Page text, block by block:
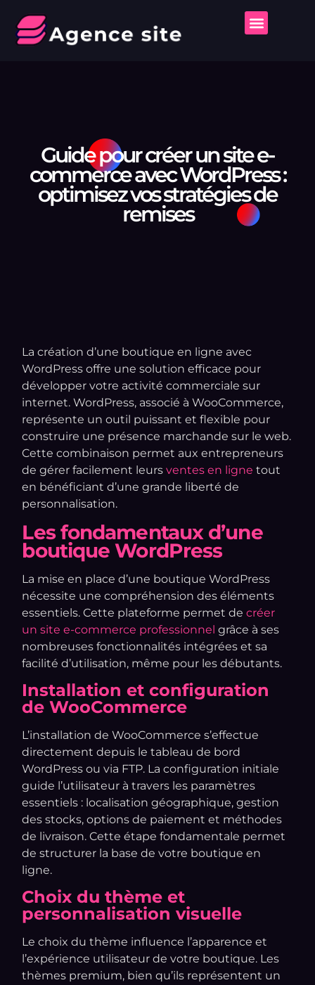
Guide pour créer un site e-
commerce avec WordPress :
optimisez vos stratégies de
remises
La création d’une boutique en ligne avec
WordPress offre une solution efficace pour
développer votre activité commerciale sur
internet. WordPress, associé à WooCommerce,
représente un outil puissant et flexible pour
construire une présence marchande sur le web.
Cette combinaison permet aux entrepreneurs
de gérer facilement leursventes en ligne tout
en bénéficiant d’une grande liberté de
personnalisation.
Les fondamentaux d’une
boutique WordPress
La mise en place d’une boutique WordPress
nécessite une compréhension des éléments
essentiels. Cette plateforme permet decréer
un site e-commerce professionnel grâce à ses
nombreuses fonctionnalités intégrées et sa
facilité d’utilisation, même pour les débutants.
Installation et configuration
de WooCommerce
L’installation de WooCommerce s’effectue
directement depuis le tableau de bord
WordPress ou via FTP. La configuration initiale
guide l’utilisateur à travers les paramètres
essentiels : localisation géographique, gestion
des stocks, options de paiement et méthodes
de livraison. Cette étape fondamentale permet
de structurer la base de votre boutique en
ligne.
Choix du thème et
personnalisation visuelle
Le choix du thème influence l’apparence et
l’expérience utilisateur de votre boutique. Les
thèmes premium, bien qu’ils représentent un